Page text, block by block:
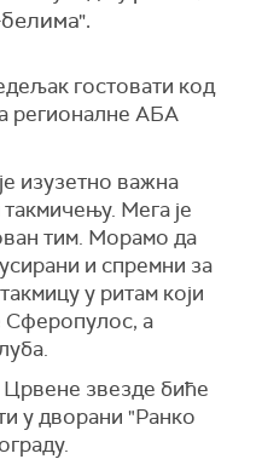
гостовати код
регионалне АБА
изузетно важна
Мега је
тим. Морамо да
и спремни за
у ритам који
Сферопулос, а
звезде биће
у дворани "Ранко